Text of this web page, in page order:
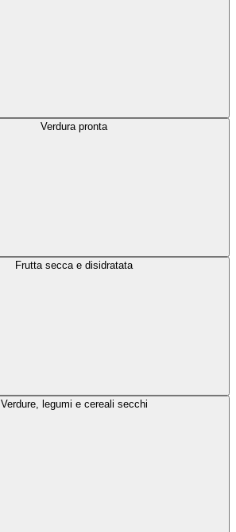
Verdura pronta
Frutta secca e disidratata
Verdure, legumi e cereali secchi